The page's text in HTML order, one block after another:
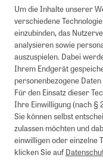
Um die Inhalte unserer
verschiedene
einzubinden, das
analysieren sowie
auszuspielen. Dabei
Ihrem Endgerät
personenbezogene
Für den Einsatz dieser
Ihre Einwilligung (nach §
Sie können selbst
zulassen möchten und
einwilligen oder einzelne
klicken Sie auf